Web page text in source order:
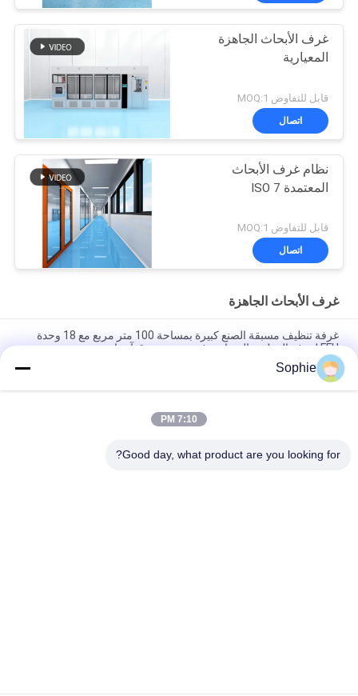
غرف الأبحاث الجاهزة
المعيارية
قابل للتفاوض MOQ:1
اتصال
نظام غرف الأبحاث
المعتمدة ISO 7
قابل للتفاوض MOQ:1
اتصال
غرف الأبحاث الجاهزة
غرفة تنظيف مسبقة الصنع كبيرة بمساحة 100 متر مربع مع 18 وحدة
FFU لغرفة التنظيف المعيارية في جنوب شرق آسيا
نظافة هواء الصيدلة في جنوب شرق آسيا
Sophie
7:10 PM
Good day, what product are you looking for?